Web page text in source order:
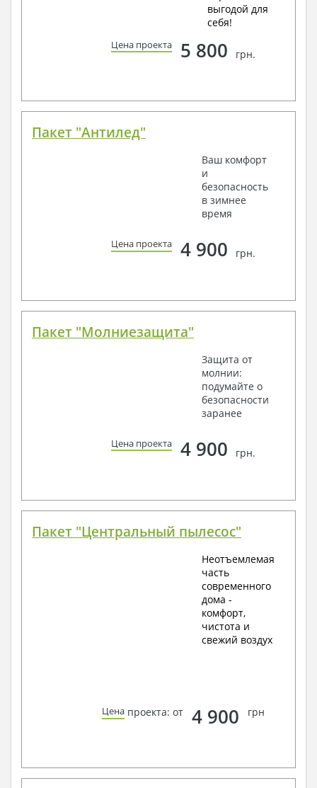
выгодой для
себя!
Цена проекта 5 800 грн.
Пакет "Антилед"
Ваш комфорт
и
безопасность
в зимнее
время
Цена проекта 4 900 грн.
Пакет "Молниезащита"
Защита от
молнии:
подумайте о
безопасности
заранее
Цена проекта 4 900 грн.
Пакет "Центральный пылесос"
Неотъемлемая
часть
современного
дома -
комфорт,
чистота и
свежий воздух
Цена проекта: от 4 900 грн